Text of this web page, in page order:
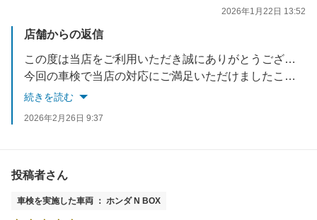
2026年1月22日 13:52
店舗からの返信
この度は当店をご利用いただき誠にありがとうございます。
今回の車検で当店の対応にご満足いただけましたこと、大変嬉しく思っております。
車検以外のことも是非お気軽にご相談ください。
続きを読む
2026年2月26日 9:37
投稿者さん
車検を実施した車両 ： ホンダ N BOX